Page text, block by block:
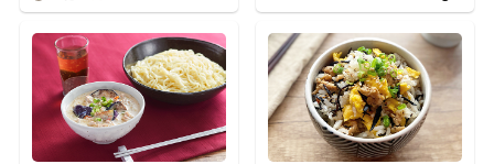
楽チン屋® ストレートつゆ
だし巻き卵特集
かつおだしが決め手！簡単茶碗蒸し